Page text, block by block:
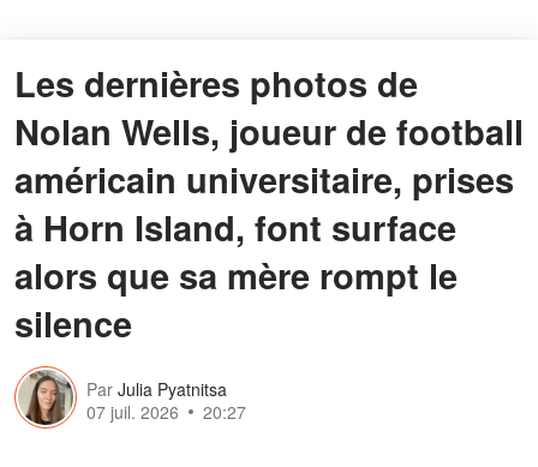
Les dernières photos de
Nolan Wells, joueur de football
américain universitaire, prises
à Horn Island, font surface
alors que sa mère rompt le
silence
Par Julia Pyatnitsa
07 juil. 2026
20:27